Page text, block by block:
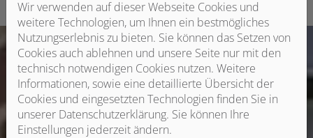
Wir verwenden auf dieser Webseite Cookies und
weitere Technologien, um Ihnen ein bestmögliches
Nutzungserlebnis zu bieten. Sie können das Setzen von
Cookies auch ablehnen und unsere Seite nur mit den
technisch notwendigen Cookies nutzen. Weitere
Informationen, sowie eine detaillierte Übersicht der
Cookies und eingesetzten Technologien finden Sie in
unserer Datenschutzerklärung. Sie können Ihre
Einstellungen jederzeit ändern.